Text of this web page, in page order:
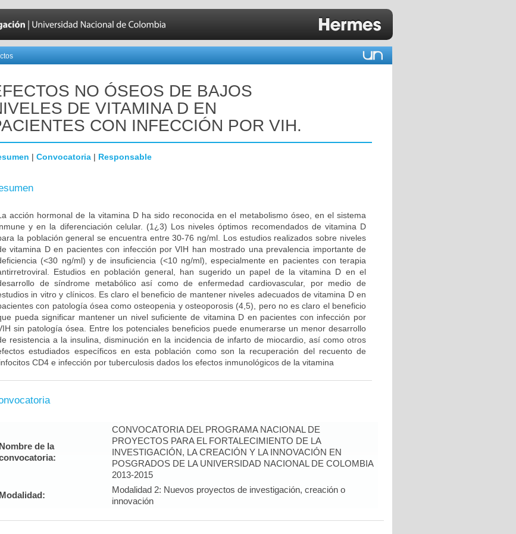
NO ÓSEOS DE BAJOS
DE VITAMINA D EN
CON INFECCIÓN POR VIH.
| Convocatoria | Responsable
acción hormonal de la vitamina D ha sido reconocida en el metabolismo óseo, en el sistema
y en la diferenciación celular. (1¿3) Los niveles óptimos recomendados de vitamina D
la población general se encuentra entre 30-76 ng/ml. Los estudios realizados sobre niveles
vitamina D en pacientes con infección por VIH han mostrado una prevalencia importante de
(<30 ng/ml) y de insuficiencia (<10 ng/ml), especialmente en pacientes con terapia
Estudios en población general, han sugerido un papel de la vitamina D en el
de síndrome metabólico así como de enfermedad cardiovascular, por medio de
in vitro y clínicos. Es claro el beneficio de mantener niveles adecuados de vitamina D en
con patología ósea como osteopenia y osteoporosis (4,5), pero no es claro el beneficio
pueda significar mantener un nivel suficiente de vitamina D en pacientes con infección por
sin patología ósea. Entre los potenciales beneficios puede enumerarse un menor desarrollo
resistencia a la insulina, disminución en la incidencia de infarto de miocardio, así como otros
estudiados específicos en esta población como son la recuperación del recuento de
CD4 e infección por tuberculosis dados los efectos inmunológicos de la vitamina
Nombre de la
CONVOCATORIA DEL PROGRAMA NACIONAL DE
PROYECTOS PARA EL FORTALECIMIENTO DE LA
INVESTIGACIÓN, LA CREACIÓN Y LA INNOVACIÓN EN
POSGRADOS DE LA UNIVERSIDAD NACIONAL DE COLOMBIA
2013-2015
Modalidad:
Modalidad 2: Nuevos proyectos de investigación, creación o
innovación